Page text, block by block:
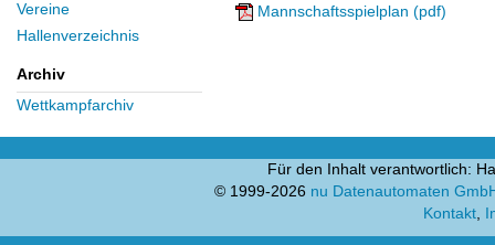
Vereine
Hallenverzeichnis
Archiv
Wettkampfarchiv
Mannschaftsspielplan (pdf)
Für den Inhalt verantwortlich:
© 1999-2026 nu Datenautomaten
Kontakt,